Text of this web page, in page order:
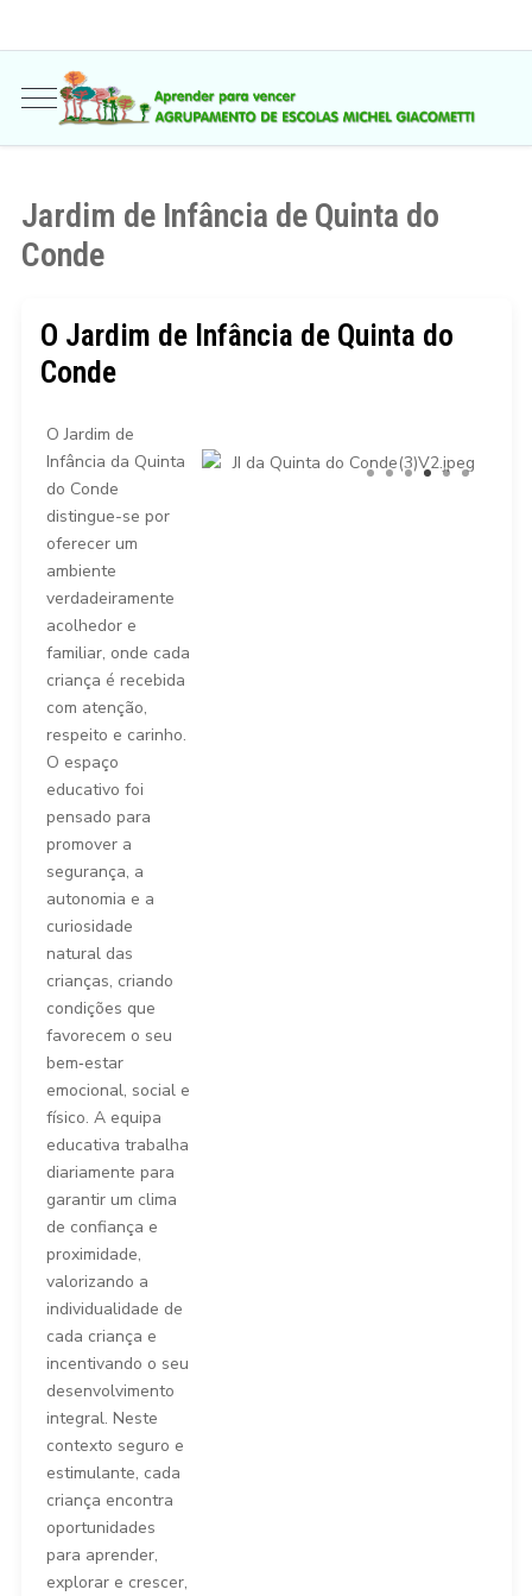
Jardim de Infância de Quinta do
Conde
O Jardim de Infância de Quinta do
Conde
O Jardim de
Infância da Quinta
do Conde
distingue-se por
oferecer um
ambiente
verdadeiramente
acolhedor e
familiar, onde cada
criança é recebida
com atenção,
respeito e carinho.
O espaço
educativo foi
pensado para
promover a
segurança, a
autonomia e a
curiosidade
natural das
crianças, criando
condições que
favorecem o seu
bem‑estar
emocional, social e
físico. A equipa
educativa trabalha
diariamente para
garantir um clima
de confiança e
proximidade,
valorizando a
individualidade de
cada criança e
incentivando o seu
desenvolvimento
integral. Neste
contexto seguro e
estimulante, cada
criança encontra
oportunidades
para aprender,
explorar e crescer,